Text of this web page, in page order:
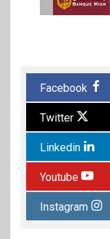
Facebook
Twitter
Linkedin
Youtube
Instagram